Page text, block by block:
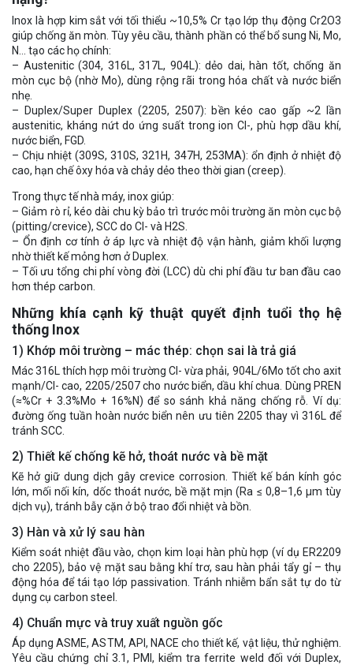
Inox là hợp kim sắt với tối thiểu ~10,5% Cr tạo lớp thụ động Cr2O3
giúp chống ăn mòn. Tùy yêu cầu, thành phần có thể bổ sung Ni, Mo,
N… tạo các họ chính:
– Austenitic (304, 316L, 317L, 904L): dẻo dai, hàn tốt, chống ăn
mòn cục bộ (nhờ Mo), dùng rộng rãi trong hóa chất và nước biển
nhẹ.
– Duplex/Super Duplex (2205, 2507): bền kéo cao gấp ~2 lần
austenitic, kháng nứt do ứng suất trong ion Cl-, phù hợp dầu khí,
nước biển, FGD.
– Chịu nhiệt (309S, 310S, 321H, 347H, 253MA): ổn định ở nhiệt độ
cao, hạn chế ôxy hóa và chảy dẻo theo thời gian (creep).
Trong thực tế nhà máy, inox giúp:
– Giảm rò rỉ, kéo dài chu kỳ bảo trì trước môi trường ăn mòn cục bộ
(pitting/crevice), SCC do Cl- và H2S.
– Ổn định cơ tính ở áp lực và nhiệt độ vận hành, giảm khối lượng
nhờ thiết kế mỏng hơn ở Duplex.
– Tối ưu tổng chi phí vòng đời (LCC) dù chi phí đầu tư ban đầu cao
hơn thép carbon.
Những khía cạnh kỹ thuật quyết định tuổi thọ hệ
thống Inox
1) Khớp môi trường – mác thép: chọn sai là trả giá
Mác 316L thích hợp môi trường Cl- vừa phải, 904L/6Mo tốt cho axit
mạnh/Cl- cao, 2205/2507 cho nước biển, dầu khí chua. Dùng PREN
(≈%Cr + 3.3%Mo + 16%N) để so sánh khả năng chống rỗ. Ví dụ:
đường ống tuần hoàn nước biển nên ưu tiên 2205 thay vì 316L để
tránh SCC.
2) Thiết kế chống kẽ hở, thoát nước và bề mặt
Kẽ hở giữ dung dịch gây crevice corrosion. Thiết kế bán kính góc
lớn, mối nối kín, dốc thoát nước, bề mặt mịn (Ra ≤ 0,8–1,6 μm tùy
dịch vụ), tránh bẫy cặn ở bộ trao đổi nhiệt và bồn.
3) Hàn và xử lý sau hàn
Kiểm soát nhiệt đầu vào, chọn kim loại hàn phù hợp (ví dụ ER2209
cho 2205), bảo vệ mặt sau bằng khí trơ, sau hàn phải tẩy gỉ – thụ
động hóa để tái tạo lớp passivation. Tránh nhiễm bẩn sắt tự do từ
dụng cụ carbon steel.
4) Chuẩn mực và truy xuất nguồn gốc
Áp dụng ASME, ASTM, API, NACE cho thiết kế, vật liệu, thử nghiệm.
Yêu cầu chứng chỉ 3.1, PMI, kiểm tra ferrite weld đối với Duplex,